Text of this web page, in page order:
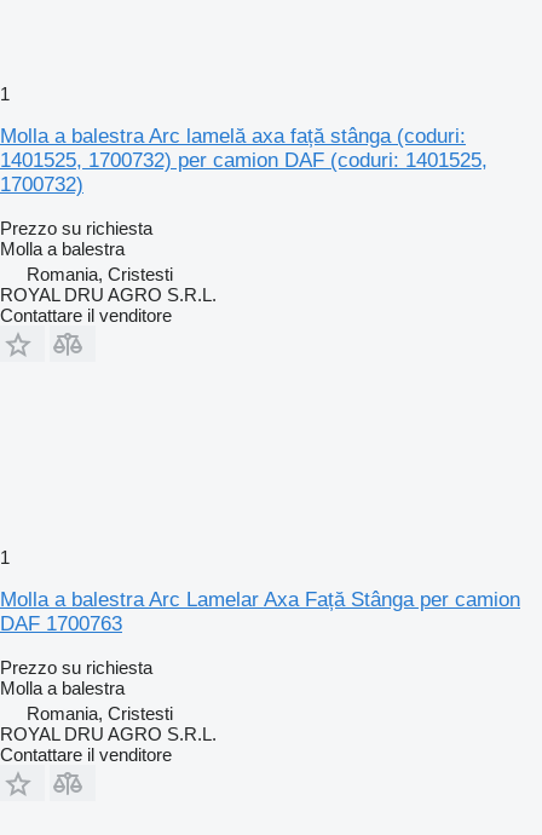
1
Molla a balestra Arc lamelă axa față stânga (coduri:
1401525, 1700732) per camion DAF (coduri: 1401525,
1700732)
Prezzo su richiesta
Molla a balestra
Romania, Cristesti
ROYAL DRU AGRO S.R.L.
Contattare il venditore
1
Molla a balestra Arc Lamelar Axa Față Stânga per camion
DAF 1700763
Prezzo su richiesta
Molla a balestra
Romania, Cristesti
ROYAL DRU AGRO S.R.L.
Contattare il venditore